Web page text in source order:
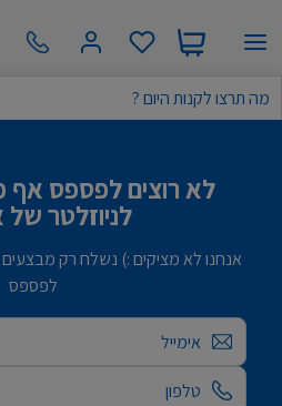
לא רוצים לפספס אף
לניוזלטר
אנחנו לא מציקים :) נשלח רק
לפספס
אימייל